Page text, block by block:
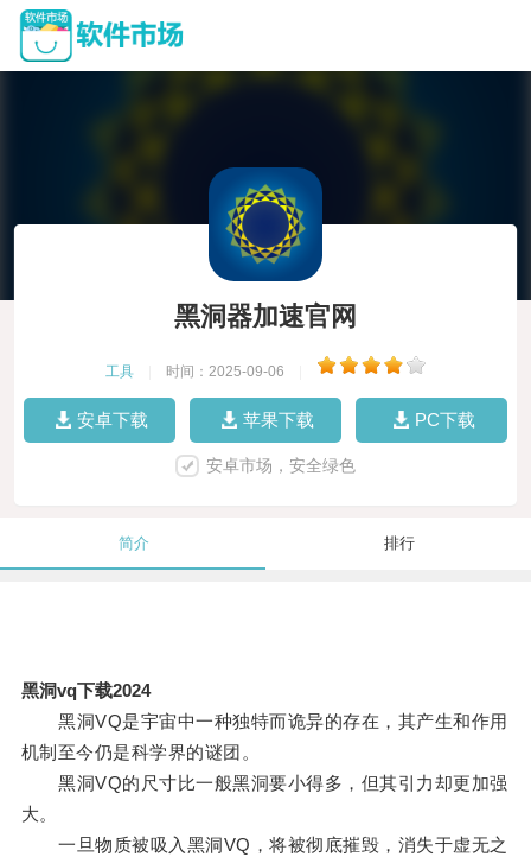
黑洞器加速官网
工具 时间：2025-09-06
安卓下载 苹果下载 PC下载
安卓市场，安全绿色
简介 排行
黑洞vq下载2024
黑洞VQ是宇宙中一种独特而诡异的存在，其产生和作用
机制至今仍是科学界的谜团。
黑洞VQ的尺寸比一般黑洞要小得多，但其引力却更加强
大。
一旦物质被吸入黑洞VQ，将被彻底摧毁，消失于虚无之